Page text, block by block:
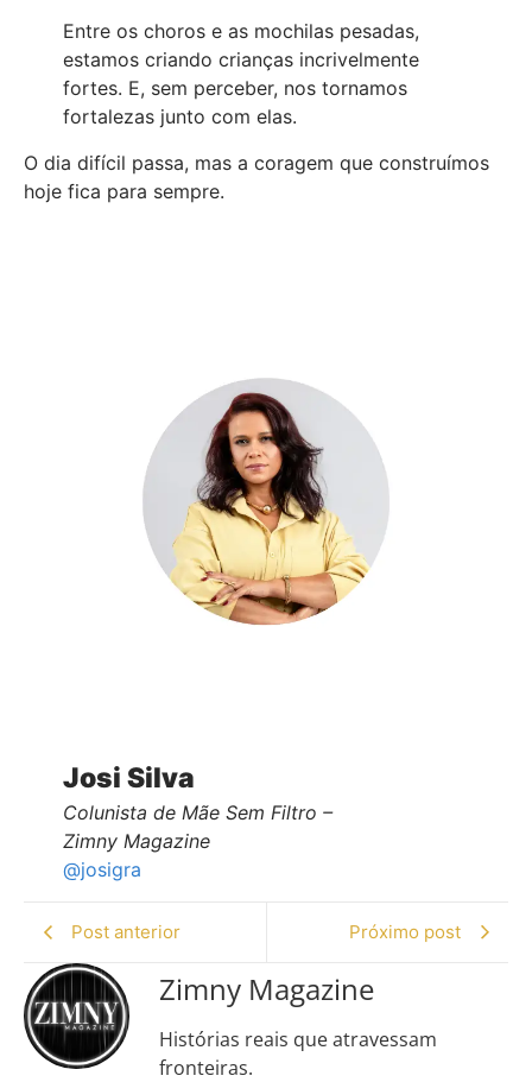
Entre os choros e as mochilas pesadas,
estamos criando crianças incrivelmente
fortes. E, sem perceber, nos tornamos
fortalezas junto com elas.
O dia difícil passa, mas a coragem que construímos
hoje fica para sempre.
Josi Silva
Colunista de Mãe Sem Filtro –
Zimny Magazine
@josigra
Post anterior Próximo post
Zimny Magazine
Histórias reais que atravessam
fronteiras.